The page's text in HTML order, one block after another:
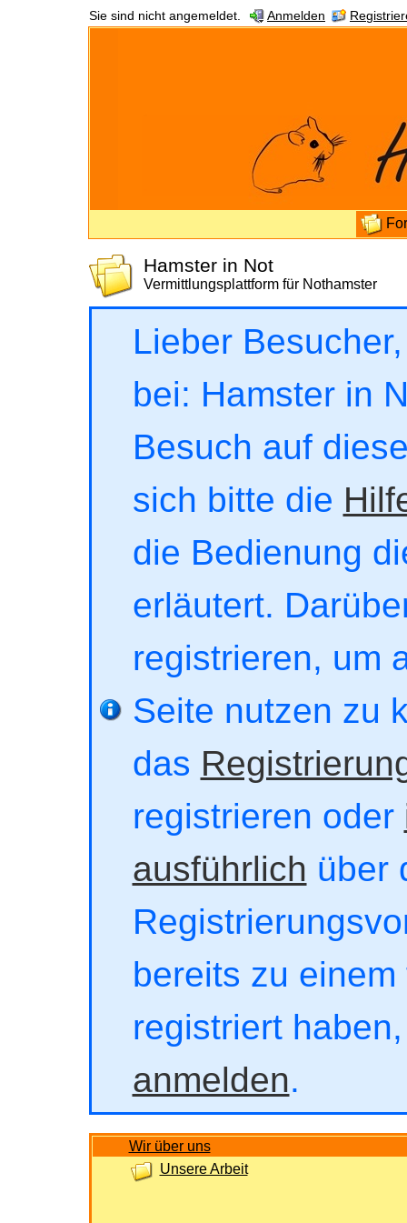
Sie sind nicht angemeldet. Anmelden
Hamster in Not
Vermittlungsplattform für Nothamster
Lieber
bei: Hamster in
Besuch auf
sich bitte die
die Bedienung
erläutert.
registrieren, um
Seite nutzen zu
das
registrieren oder
ausführlich über
bereits zu
registriert
anmelden.
Wir über uns
Unsere Arbeit